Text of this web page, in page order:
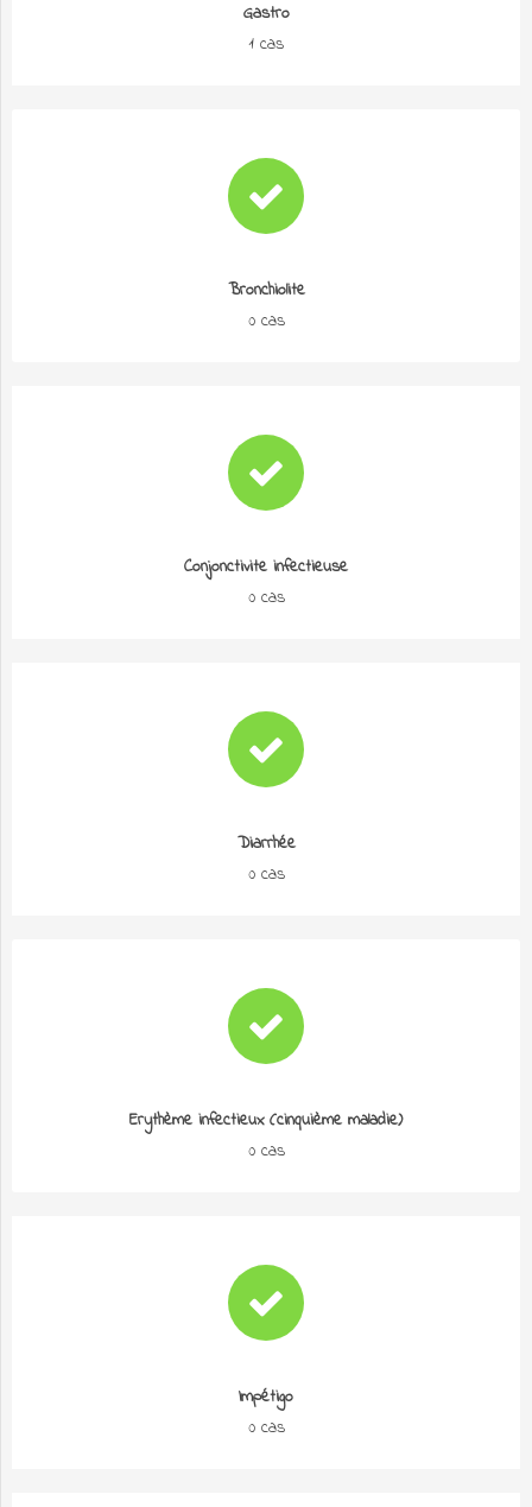
Gastro
1 cas
Bronchiolite
0 cas
Conjonctivite infectieuse
0 cas
Diarrhée
0 cas
Erythème infectieux (cinquième maladie)
0 cas
Impétigo
0 cas